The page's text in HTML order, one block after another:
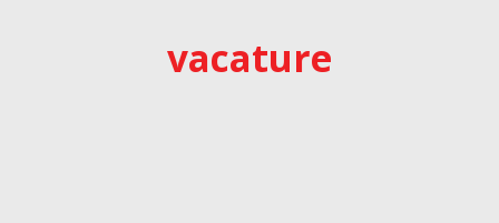
vacature